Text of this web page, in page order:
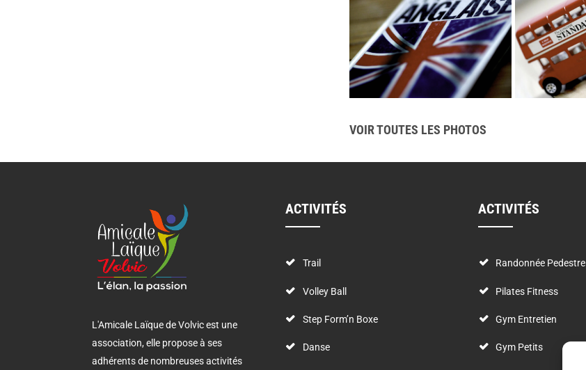
VOIR TOUTES LES PHOTOS
L'Amicale Laïque de Volvic est une
association, elle propose à ses
adhérents de nombreuses activités
ACTIVITÉS
Trail
Volley Ball
Step Form’n Boxe
Danse
ACTIVITÉS
Randonnée Pedestre
Pilates Fitness
Gym Entretien
Gym Petits